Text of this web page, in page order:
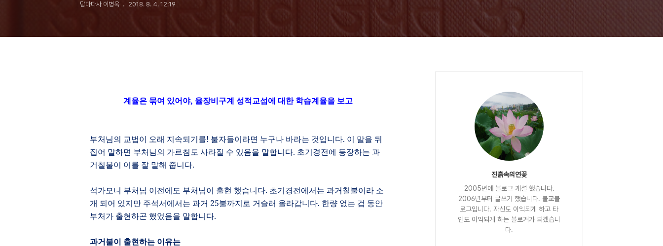
담마다사 이병욱 2018. 8. 4. 12:19
계율은 묶여 있어야, 율장비구계 성적교섭에 대한 학습계율을 보고
부처님의 교법이 오래 지속되기를! 불자들이라면 누구나 바라는 것입니다. 이 말을 뒤
집어 말하면 부처님의 가르침도 사라질 수 있음을 말합니다. 초기경전에 등장하는 과
거칠불이 이를 잘 말해 줍니다.
석가모니 부처님 이전에도 부처님이 출현 했습니다. 초기경전에서는 과거칠불이라 소
개 되어 있지만 주석서에서는 과거 25불까지로 거슬러 올라갑니다. 한량 없는 겁 동안
부처가 출현하곤 했었음을 말합니다.
과거불이 출현하는 이유는
진흙속의연꽃
2005년에 블로그 개설 했습니다.
2006년부터 글쓰기 했습니다. 불교블
로그입니다. 자신도 이익되게 하고 타
인도 이익되게 하는 블로거가 되겠습니
다.